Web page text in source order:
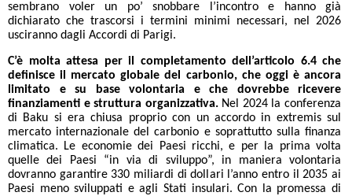
sembrano voler un po’ snobbare l’incontro e hanno già
dichiarato che trascorsi i termini minimi necessari, nel 2026
usciranno dagli Accordi di Parigi.
C’è molta attesa per il completamento dell’articolo 6.4 che
definisce il mercato globale del carbonio, che oggi è ancora
limitato e su base volontaria e che dovrebbe ricevere
finanziamenti e struttura organizzativa. Nel 2024 la conferenza
di Baku si era chiusa proprio con un accordo in extremis sul
mercato internazionale del carbonio e soprattutto sulla finanza
climatica. Le economie dei Paesi ricchi, e per la prima volta
quelle dei Paesi “in via di sviluppo”, in maniera volontaria
dovranno garantire 330 miliardi di dollari l’anno entro il 2035 ai
Paesi meno sviluppati e agli Stati insulari. Con la promessa di